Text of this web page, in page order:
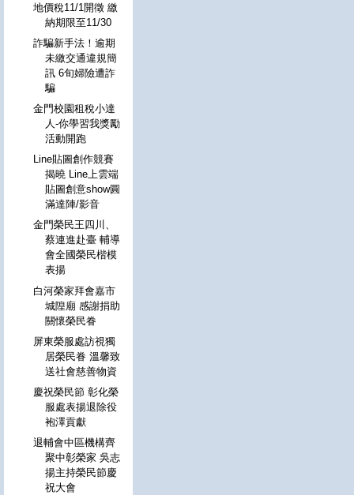
地價稅11/1開徵 繳
納期限至11/30
詐騙新手法！逾期
未繳交通違規簡
訊 6旬婦險遭詐
騙
金門校園租稅小達
人-你學習我獎勵
活動開跑
Line貼圖創作競賽
揭曉 Line上雲端
貼圖創意show圓
滿達陣/影音
金門榮民王四川、
蔡連進赴臺 輔導
會全國榮民楷模
表揚
白河榮家拜會嘉市
城隍廟 感謝捐助
關懷榮民眷
屏東榮服處訪視獨
居榮民眷 溫馨致
送社會慈善物資
慶祝榮民節 彰化榮
服處表揚退除役
袍澤貢獻
退輔會中區機構齊
聚中彰榮家 吳志
揚主持榮民節慶
祝大會